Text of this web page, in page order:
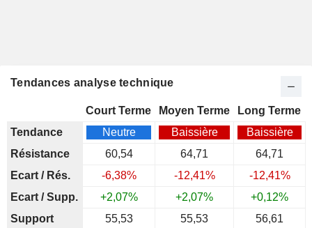
Tendances analyse technique
Court Terme Moyen Terme
Long Terme
Tendance
Neutre Baissière
Baissière
Résistance
60,54 64,71
64,71
Ecart / Rés.
-6,38% -12,41%
-12,41%
Ecart / Supp.
+2,07% +2,07%
+0,12%
Support
55,53 55,53 56,61